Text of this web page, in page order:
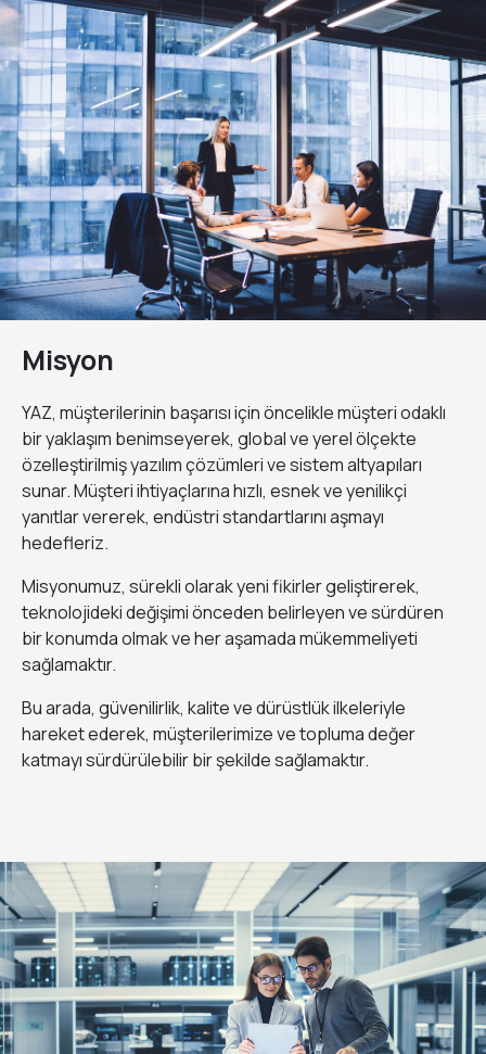
Misyon
YAZ, müşterilerinin başarısı için öncelikle müşteri odaklı
bir yaklaşım benimseyerek, global ve yerel ölçekte
özelleştirilmiş yazılım çözümleri ve sistem altyapıları
sunar. Müşteri ihtiyaçlarına hızlı, esnek ve yenilikçi
yanıtlar vererek, endüstri standartlarını aşmayı
hedefleriz.
Misyonumuz, sürekli olarak yeni fikirler geliştirerek,
teknolojideki değişimi önceden belirleyen ve sürdüren
bir konumda olmak ve her aşamada mükemmeliyeti
sağlamaktır.
Bu arada, güvenilirlik, kalite ve dürüstlük ilkeleriyle
hareket ederek, müşterilerimize ve topluma değer
katmayı sürdürülebilir bir şekilde sağlamaktır.